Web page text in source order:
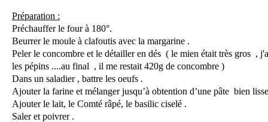
Préparation :
Préchauffer le four à 180°.
Beurrer le moule à clafoutis avec la margarine .
Peler le concombre et le détailler en dés ( le mien était très gros ,
les pépins ....au final , il me restait 420g de concombre )
Dans un saladier , battre les oeufs .
Ajouter la farine et mélanger jusqu’à obtention d’une pâte bien
Ajouter le lait, le Comté râpé, le basilic ciselé .
Saler et poivrer .